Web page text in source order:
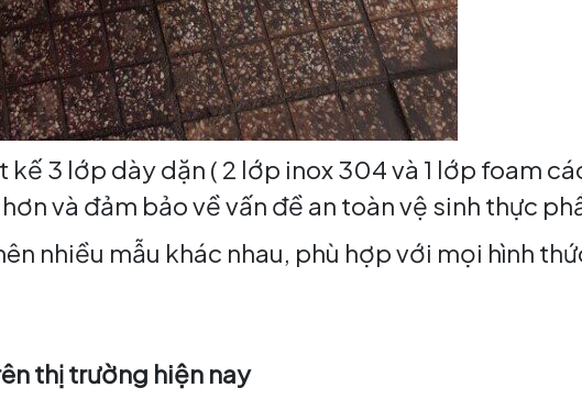
3 lớp dày dặn ( 2 lớp inox 304 và 1 lớp foam
và đảm bảo về vấn đề an toàn vệ sinh thực
nhiều mẫu khác nhau, phù hợp với mọi hình
thị trường hiện nay